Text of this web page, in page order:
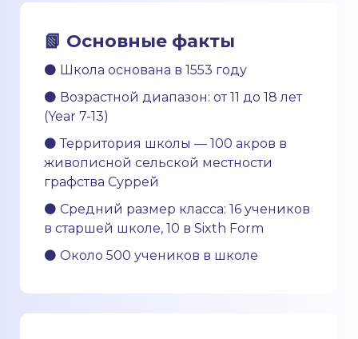
📗 Основные факты
⚫ Школа основана в 1553 году
⚫ Возрастной диапазон: от 11 до 18 лет
(Year 7-13)
⚫ Территория школы — 100 акров в
живописной сельской местности
графства Суррей
⚫ Средний размер класса: 16 учеников
в старшей школе, 10 в Sixth Form
⚫ Около 500 учеников в школе